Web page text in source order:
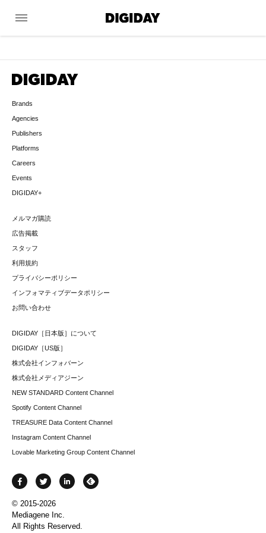
menu
Brands
Agencies
Publishers
Platforms
Careers
Events
DIGIDAY+
メルマガ購読
広告掲載
スタッフ
利用規約
プライバシーポリシー
インフォマティブデータポリシー
お問い合わせ
DIGIDAY［日本版］について
DIGIDAY［US版］
株式会社インフォバーン
株式会社メディアジーン
NEW STANDARD Content Channel
Spotify Content Channel
TREASURE Data Content Channel
Instagram Content Channel
Lovable Marketing Group Content Channel
© 2015-2026
Mediagene Inc.
All Rights Reserved.